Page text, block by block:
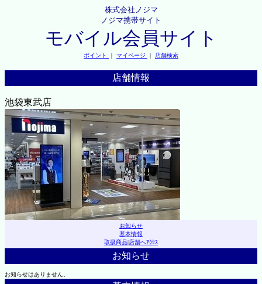
株式会社ノジマ
ノジマ携帯サイト
モバイル会員サイト
ポイント ｜ マイページ ｜ 店舗検索
店舗情報
池袋東武店
お知らせ
基本情報
取扱商品|店舗へｱｸｾｽ
お知らせ
お知らせはありません。